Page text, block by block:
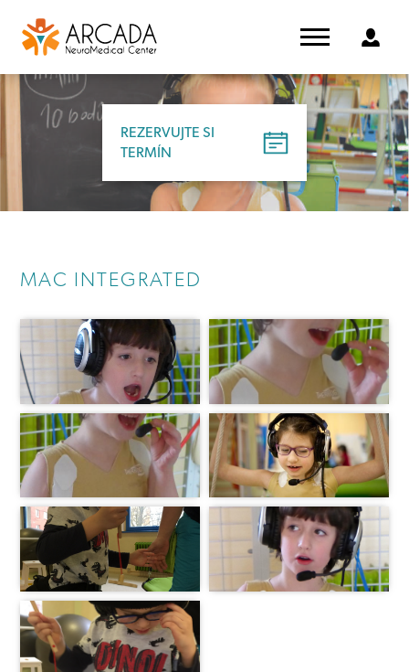
REZERVUJTE SI
TERMÍN
MAC INTEGRATED